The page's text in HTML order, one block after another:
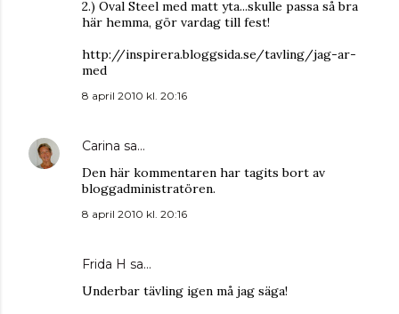
2.) Oval Steel med matt yta...skulle passa så bra
här hemma, gör vardag till fest!
http://inspirera.bloggsida.se/tavling/jag-ar-
med
8 april 2010 kl. 20:16
Carina sa…
Den här kommentaren har tagits bort av
bloggadministratören.
8 april 2010 kl. 20:16
Frida H sa…
Underbar tävling igen må jag säga!